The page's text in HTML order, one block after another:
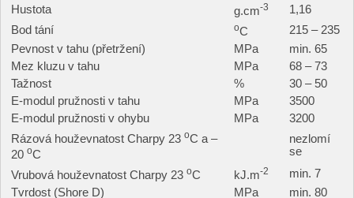
Hustota g.cm-3
1,16
Bod tání
oC
215 – 235
Pevnost v tahu (přetržení)
MPa
min. 65
Mez kluzu v tahu
MPa
68 – 73
Tažnost
%
30 – 50
E-modul pružnosti v tahu
MPa
3500
E-modul pružnosti v ohybu
MPa
3200
Rázová houževnatost Charpy 23 oC a –
20 oC
nezlomí
se
Vrubová houževnatost Charpy 23 oC kJ.m-2
min. 7
Tvrdost (Shore D)
MPa
min. 80